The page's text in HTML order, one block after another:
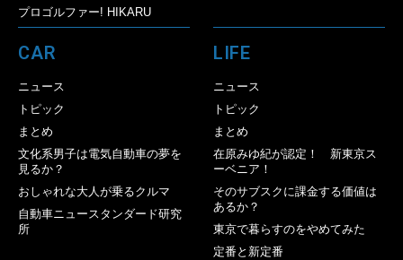
プロゴルファー! HIKARU
CAR
ニュース
トピック
まとめ
文化系男子は電気自動車の夢を
見るか？
おしゃれな大人が乗るクルマ
自動車ニュースタンダード研究
所
LIFE
ニュース
トピック
まとめ
在原みゆ紀が認定！ 新東京ス
ーベニア！
そのサブスクに課金する価値は
あるか？
東京で暮らすのをやめてみた
定番と新定番